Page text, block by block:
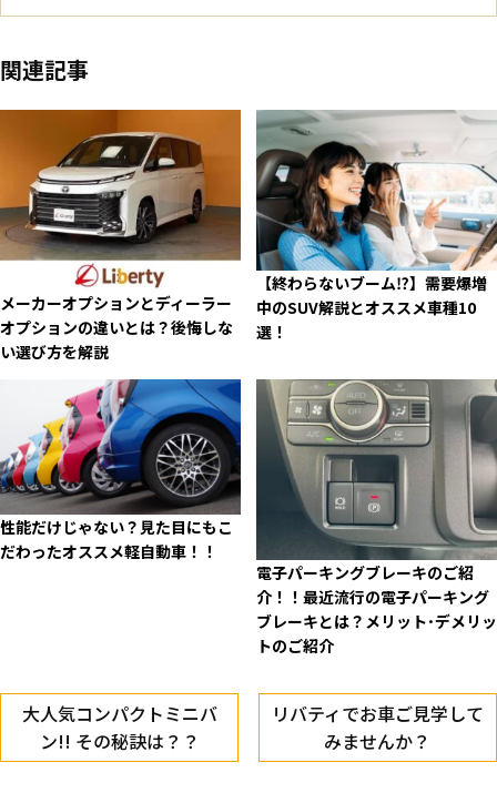
関連記事
メーカーオプションとディーラー
オプションの違いとは？後悔しな
い選び方を解説
【終わらないブーム⁉】需要爆増
中のSUV解説とオススメ車種10
選！
性能だけじゃない？見た目にもこ
だわったオススメ軽自動車！！
電子パーキングブレーキのご紹
介！！最近流行の電子パーキング
ブレーキとは？メリット･デメリッ
トのご紹介
大人気コンパクトミニバ
ン!! その秘訣は？？
リバティでお車ご見学して
みませんか？